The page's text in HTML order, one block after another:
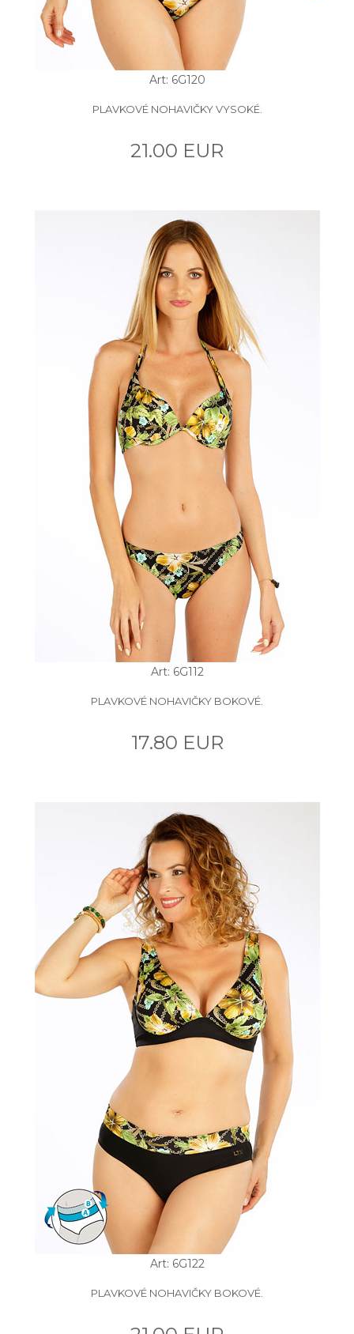
Art: 6G120
PLAVKOVÉ NOHAVIČKY VYSOKÉ.
21.00 EUR
Art: 6G112
PLAVKOVÉ NOHAVIČKY BOKOVÉ.
17.80 EUR
Art: 6G122
PLAVKOVÉ NOHAVIČKY BOKOVÉ.